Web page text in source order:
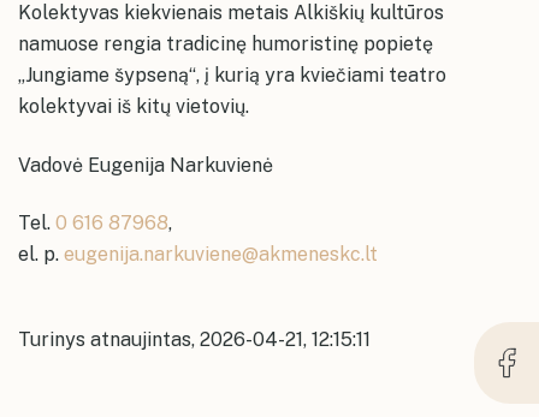
Alkiškių kultūros namų erdvės
Klykolių kultūros namų erdvės
Kruopių kultūros namai
Alkiškių kultūros namai
Kolektyvas kiekvienais metais Alkiškių kultūros
namuose rengia tradicinę humoristinę popietę
„Jungiame šypseną“, į kurią yra kviečiami teatro
kolektyvai iš kitų vietovių.
Vadovė Eugenija Narkuvienė
Tel. 0 616 87968,
el. p. eugenija.narkuviene@akmeneskc.lt
Turinys atnaujintas, 2026-04-21, 12:15:11